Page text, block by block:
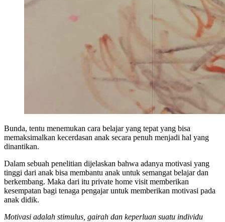
Bunda, tentu menemukan cara belajar yang tepat yang bisa
memaksimalkan kecerdasan anak secara penuh menjadi hal yang
dinantikan.
Dalam sebuah penelitian dijelaskan bahwa adanya motivasi yang
tinggi dari anak bisa membantu anak untuk semangat belajar dan
berkembang. Maka dari itu private home visit memberikan
kesempatan bagi tenaga pengajar untuk memberikan motivasi pada
anak didik.
Motivasi adalah stimulus, gairah dan keperluan suatu individu